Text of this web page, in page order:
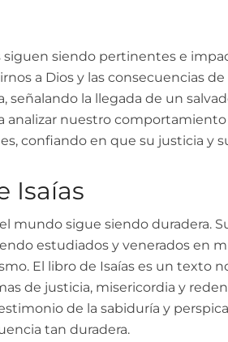
siguen siendo pertinentes e
a Dios y las consecuencias
señalando la llegada de un
analizar nuestro
confiando en que su justicia y
Isaías
mundo sigue siendo duradera.
estudiados y venerados en
El libro de Isaías es un texto
de justicia, misericordia y
de la sabiduría y
tan duradera.